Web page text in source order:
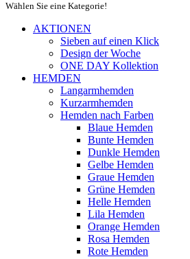
Wählen Sie eine Kategorie!
AKTIONEN
Sieben auf einen Klick
Design der Woche
ONE DAY Kollektion
HEMDEN
Langarmhemden
Kurzarmhemden
Hemden nach Farben
Blaue Hemden
Bunte Hemden
Dunkle Hemden
Gelbe Hemden
Graue Hemden
Grüne Hemden
Helle Hemden
Lila Hemden
Orange Hemden
Rosa Hemden
Rote Hemden